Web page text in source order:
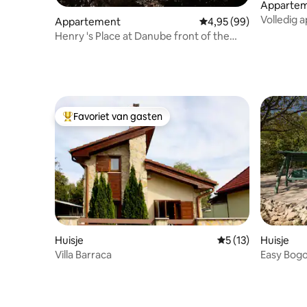
Appartement Gemiddelde
4,95 (99)
Henry 's Place at Danube front of the
Volledig
Topfavoriet van gasten
Favoriet van gasten
Huisje Gemiddelde
5 (13)
Villa Barraca
Huisje
Easy